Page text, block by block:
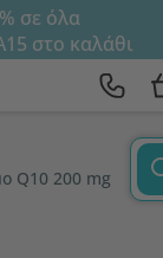
σε όλα
στο καλάθι
Q10 200 mg